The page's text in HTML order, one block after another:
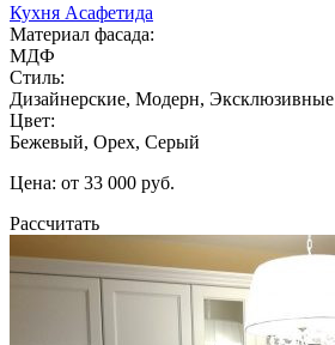
Кухня Асафетида
Материал фасада:
МДФ
Стиль:
Дизайнерские, Модерн, Эксклюзивные
Цвет:
Бежевый, Орех, Серый
Цена: от 33 000 руб.
Рассчитать